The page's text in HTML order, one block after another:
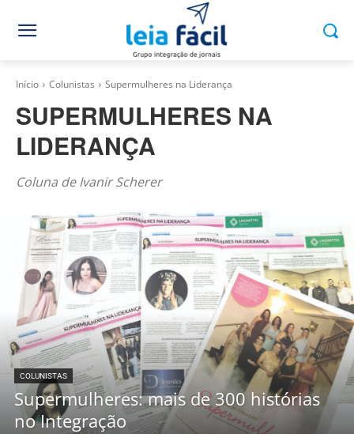
Início Colunistas Supermulheres na Liderança
SUPERMULHERES NA
LIDERANÇA
Coluna de Ivanir Scherer
COLUNISTAS
Supermulheres: mais de 300 histórias
no Integração